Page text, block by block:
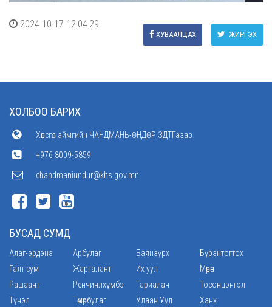
2024-10-17 12:04:29
ЖИРГЭХ
ХУВААЛЦАХ
ХОЛБОО БАРИХ
Хөвсгөл аймгийн ЧАНДМАНЬ-ӨНДӨР ЗДТГазар
+976 8009-5859
chandmaniundur@khs.gov.mn
БУСАД СУМД
Алаг-эрдэнэ Арбулаг Баянзүрх
Бүрэнтогтох
Галт сум
Жаргалант Их уул
Мөрөн
Рашаант
Ренчинлхүмбэ Тариалан
Тосонцэнгэл
Түнэл
Төмөрбулаг Улаан Уул Ханх